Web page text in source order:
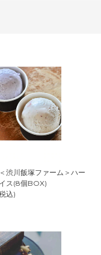
＜渋川飯塚ファーム＞ハー
ス(8個BOX)
込)